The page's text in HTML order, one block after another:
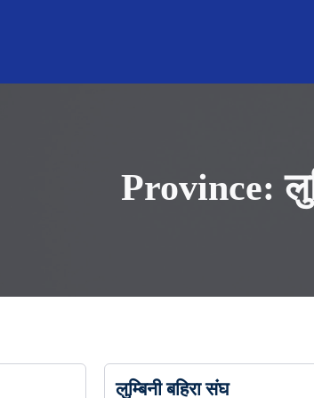
Province:
लुम्बिनी बहिरा संघ